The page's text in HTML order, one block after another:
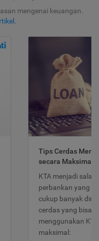
mengenai keuangan.
.
Tips Cerdas
secara Maksimal
KTA menjadi
perbankan yang
cukup banyak
cerdas yang bisa
menggunakan
maksimal: